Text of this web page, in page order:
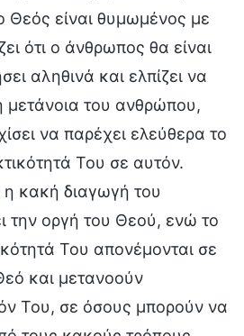
Θεός είναι θυμωμένος με
ότι ο άνθρωπος θα είναι
αληθινά και ελπίζει να
μετάνοια του ανθρώπου,
να παρέχει ελεύθερα το
Του σε αυτόν.
η κακή διαγωγή του
την οργή του Θεού, ενώ το
Του απονέμονται σε
και μετανοούν
Του, σε όσους μπορούν να